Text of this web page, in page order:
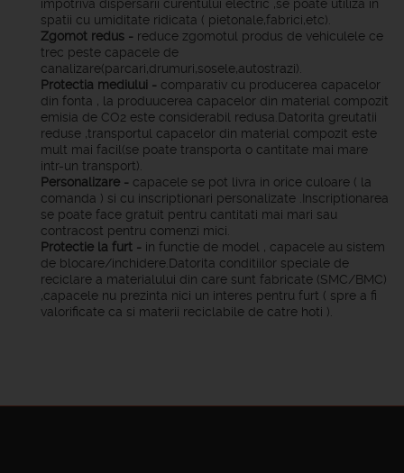
impotriva dispersarii curentului electric ,se poate utiliza in
spatii cu umiditate ridicata ( pietonale,fabrici,etc).
Zgomot redus - reduce zgomotul produs de vehiculele ce
trec peste capacele de
canalizare(parcari,drumuri,sosele,autostrazi).
Protectia mediului - comparativ cu producerea capacelor
din fonta , la produucerea capacelor din material compozit
emisia de CO2 este considerabil redusa.Datorita greutatii
reduse ,transportul capacelor din material compozit este
mult mai facil(se poate transporta o cantitate mai mare
intr-un transport).
Personalizare - capacele se pot livra in orice culoare ( la
comanda ) si cu inscriptionari personalizate .Inscriptionarea
se poate face gratuit pentru cantitati mai mari sau
contracost pentru comenzi mici.
Protectie la furt - in functie de model , capacele au sistem
de blocare/inchidere.Datorita conditiilor speciale de
reciclare a materialului din care sunt fabricate (SMC/BMC)
,capacele nu prezinta nici un interes pentru furt ( spre a fi
valorificate ca si materii reciclabile de catre hoti ).